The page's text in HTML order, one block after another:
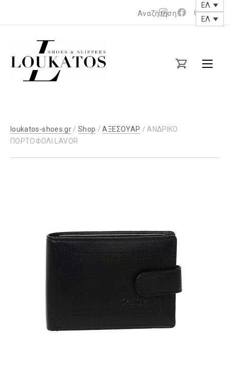
Νέο
παράθυρο
Νέο
παράθυρο
ΕΛ
ΕΛ
loukatos-
shoes.gr
loukatos-shoes.gr/Shop /ΑΞΕΣΟΥΑΡ / ΑΝΔΡΙΚΟ
ΠΟΡΤΟΦΟΛΙ LAVOR